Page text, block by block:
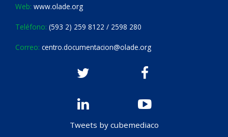
Web: www.olade.org
Teléfono: (593 2) 259 8122 / 2598 280
Correo: centro.documentacion@olade.org
Tweets by cubemediaco